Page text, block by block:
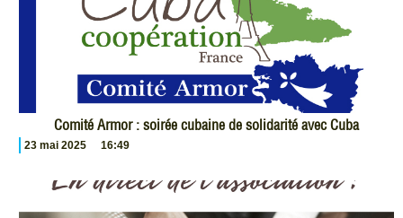
Comité Armor : soirée cubaine de solidarité avec Cuba
23 mai 2025 16:49